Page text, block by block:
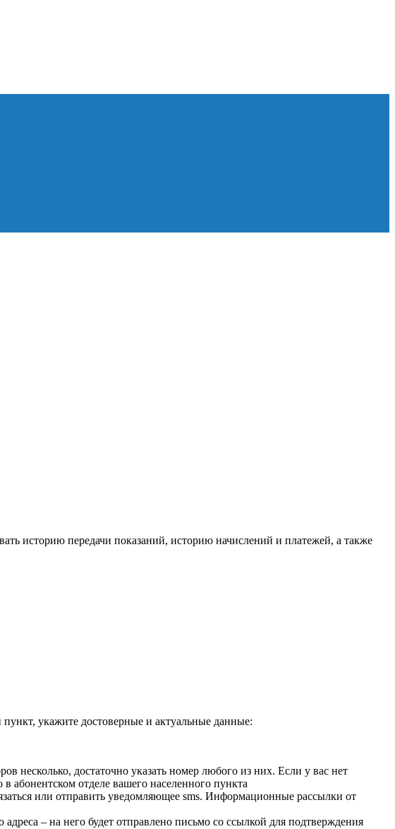
историю передачи показаний, историю начислений и платежей, а также
укажите достоверные и актуальные данные:
несколько, достаточно указать номер любого из них. Если у вас нет
абонентском отделе вашего населенного пункта
или отправить уведомляющее sms. Информационные рассылки от
– на него будет отправлено письмо со ссылкой для подтверждения